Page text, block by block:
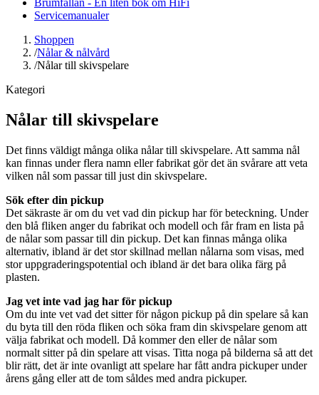
Servicemanualer
Shoppen
/Nålar & nålvård
/Nålar till skivspelare
Kategori
Nålar till skivspelare
Det finns väldigt många olika nålar till skivspelare. Att samma nål
kan finnas under flera namn eller fabrikat gör det än svårare att veta
vilken nål som passar till just din skivspelare.
Sök efter din pickup
Det säkraste är om du vet vad din pickup har för beteckning. Under
den blå fliken anger du fabrikat och modell och får fram en lista på
de nålar som passar till din pickup. Det kan finnas många olika
alternativ, ibland är det stor skillnad mellan nålarna som visas, med
stor uppgraderingspotential och ibland är det bara olika färg på
plasten.
Jag vet inte vad jag har för pickup
Om du inte vet vad det sitter för någon pickup på din spelare så kan
du byta till den röda fliken och söka fram din skivspelare genom att
välja fabrikat och modell. Då kommer den eller de nålar som
normalt sitter på din spelare att visas. Titta noga på bilderna så att det
blir rätt, det är inte ovanligt att spelare har fått andra pickuper under
årens gång eller att de tom såldes med andra pickuper.